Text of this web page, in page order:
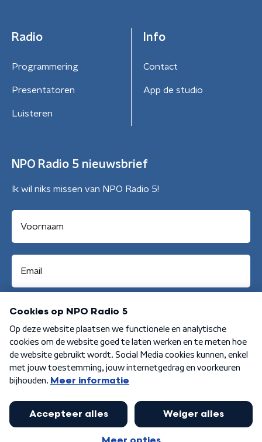
Radio
Programmering
Presentatoren
Luisteren
Info
Contact
App de studio
NPO Radio 5 nieuwsbrief
Ik wil niks missen van NPO Radio 5!
Aanmelden
Algemene voorwaarden Privacybeleid